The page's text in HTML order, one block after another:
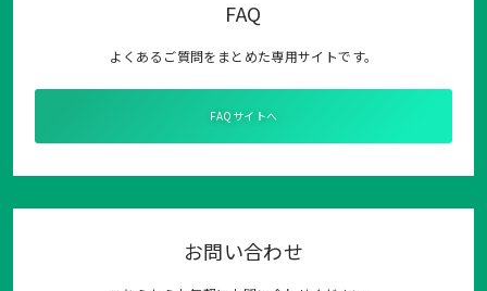
FAQ
よくあるご質問をまとめた専用サイトです。
FAQサイトへ
お問い合わせ